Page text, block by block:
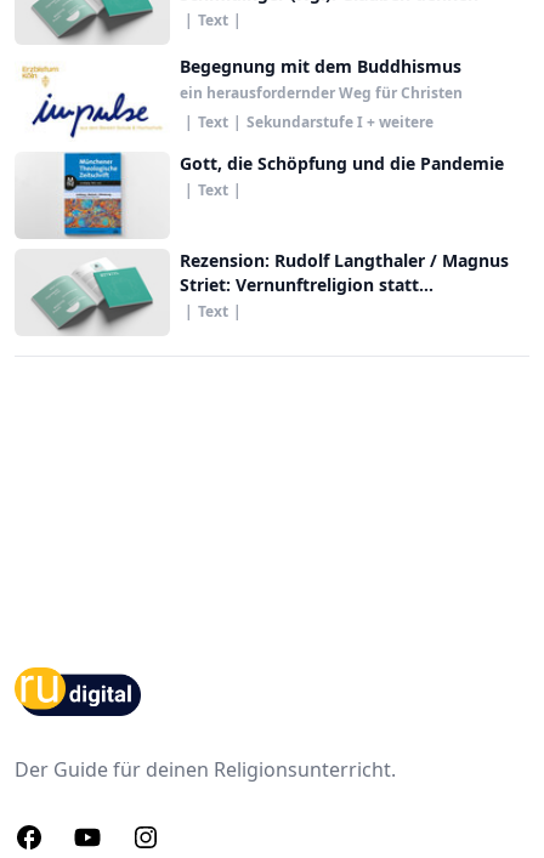
| Text |
Begegnung mit dem Buddhismus
ein herausfordernder Weg für Christen
| Text | Sekundarstufe I + weitere
Gott, die Schöpfung und die Pandemie
| Text |
Rezension: Rudolf Langthaler / Magnus
Striet: Vernunftreligion statt
Kirchenglauben?
| Text |
Footer
Der Guide für deinen Religionsunterricht.
FacebookYoutubeInstagram